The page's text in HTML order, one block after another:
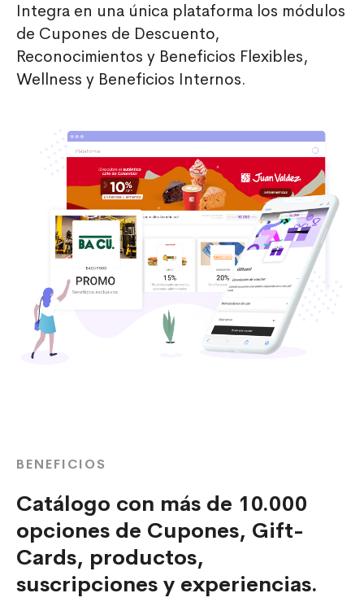
Integra en una única plataforma los módulos
de Cupones de Descuento,
Reconocimientos y Beneficios Flexibles,
Wellness y Beneficios Internos.
BENEFICIOS
Catálogo con más de 10.000
opciones de Cupones, Gift-
Cards, productos,
suscripciones y experiencias.